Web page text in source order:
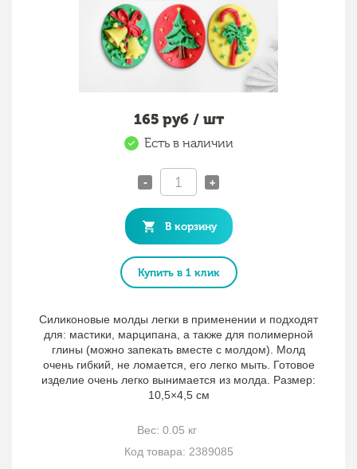
165руб / шт
Есть в наличии
- +
В корзину
Купить в 1 клик
Силиконовые молды легки в применении и подходят
для: мастики, марципана, а также для полимерной
глины (можно запекать вместе с молдом). Молд
очень гибкий, не ломается, его легко мыть. Готовое
изделие очень легко вынимается из молда. Размер:
10,5×4,5 см
Вес: 0.05 кг
Код товара: 2389085